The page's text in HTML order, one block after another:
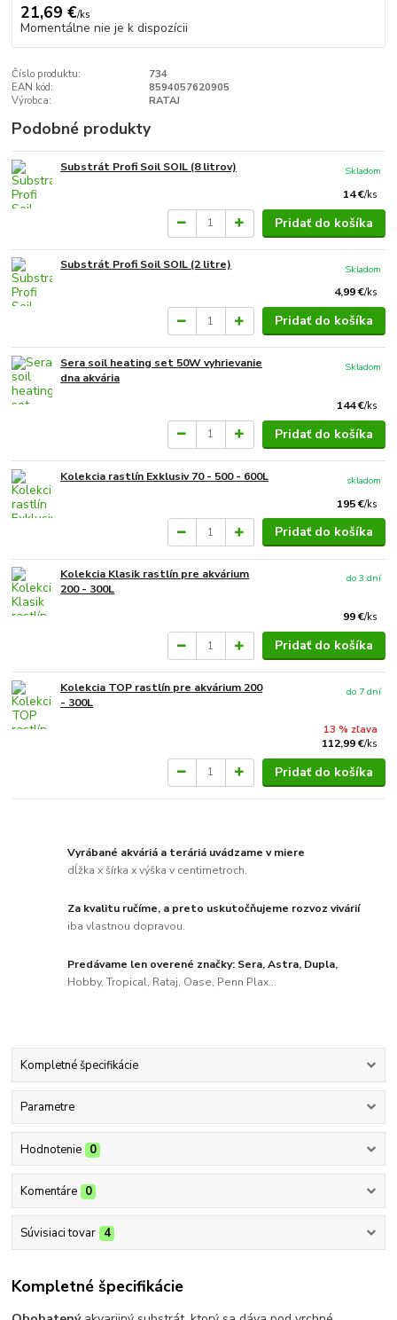
21,69 €/ks
Momentálne nie je k dispozícii
Číslo produktu:
734
EAN kód:
8594057620905
Výrobca:
RATAJ
Podobné produkty
Substrát Profi Soil SOIL (8 litrov)
14 €/ks
Skladom
Pridať do košíka
Substrát Profi Soil SOIL (2 litre)
4,99 €/ks
Skladom
Pridať do košíka
Sera soil heating set 50W vyhrievanie
dna akvária
144 €/ks
Skladom
Pridať do košíka
Kolekcia rastlín Exklusiv 70 - 500 - 600L
195 €/ks
skladom
Pridať do košíka
Kolekcia Klasik rastlín pre akvárium
200 - 300L
99 €/ks
do 3 dní
Pridať do košíka
Kolekcia TOP rastlín pre akvárium 200
- 300L
13 % zľava
112,99 €/ks
do 7 dní
Pridať do košíka
Vyrábané akváriá a teráriá uvádzame v miere
dĺžka x šírka x výška v centimetroch.
Za kvalitu ručíme, a preto uskutočňujeme rozvoz vivárií
iba vlastnou dopravou.
Predávame len overené značky: Sera, Astra, Dupla,
Hobby, Tropical, Rataj, Oase, Penn Plax...
Kompletné špecifikácie
Parametre
Hodnotenie 0
Komentáre 0
Súvisiaci tovar 4
Kompletné špecifikácie